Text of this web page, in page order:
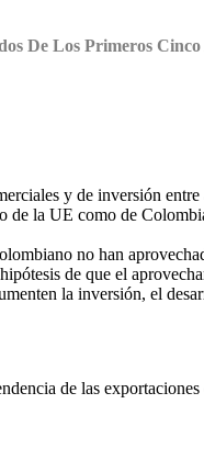
De Los Primeros
y de inversión
la UE como de
no han
de que el
la inversión, el
de las